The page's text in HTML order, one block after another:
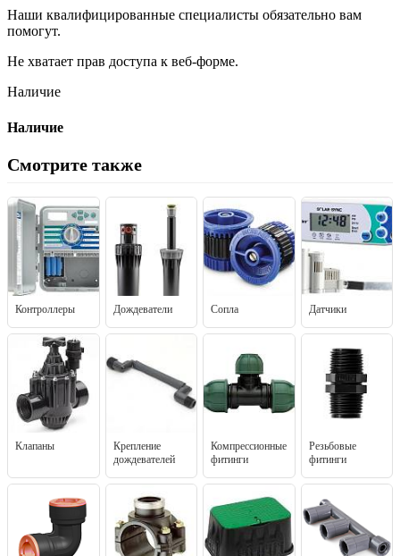
Наши квалифицированные специалисты обязательно вам
помогут.
Не хватает прав доступа к веб-форме.
Наличие
Наличие
Смотрите также
Контроллеры Дождеватели Сопла Датчики
Клапаны
Крепление
дождевателей
Компрессионные
фитинги
Резьбовые
фитинги